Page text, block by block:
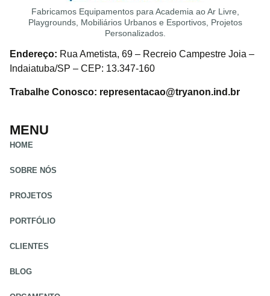
Fabricamos Equipamentos para Academia ao Ar Livre,
Playgrounds, Mobiliários Urbanos e Esportivos, Projetos
Personalizados.
Endereço: Rua Ametista, 69 – Recreio Campestre Joia –
Indaiatuba/SP – CEP: 13.347-160
Trabalhe Conosco: representacao@tryanon.ind.br
MENU
HOME
SOBRE NÓS
PROJETOS
PORTFÓLIO
CLIENTES
BLOG